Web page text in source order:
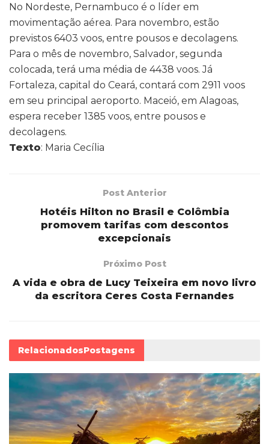
No Nordeste, Pernambuco é o líder em
movimentação aérea. Para novembro, estão
previstos 6403 voos, entre pousos e decolagens.
Para o mês de novembro, Salvador, segunda
colocada, terá uma média de 4438 voos. Já
Fortaleza, capital do Ceará, contará com 2911 voos
em seu principal aeroporto. Maceió, em Alagoas,
espera receber 1385 voos, entre pousos e
decolagens.
Texto: Maria Cecília
Post Anterior
Hotéis Hilton no Brasil e Colômbia
promovem tarifas com descontos
excepcionais
Próximo Post
A vida e obra de Lucy Teixeira em novo livro
da escritora Ceres Costa Fernandes
RelacionadosPostagens